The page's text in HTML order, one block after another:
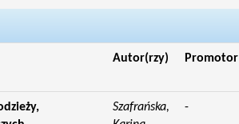
Autor(rzy) Promotor
Szafrańska,
-